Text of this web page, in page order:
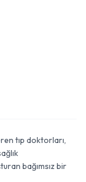
tıp doktorları,
bağımsız bir